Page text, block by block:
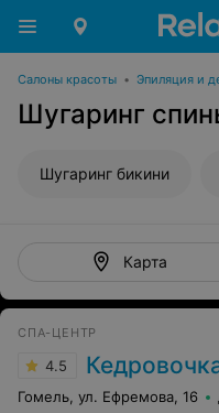
Салоны красоты • Эпиляция и
Шугаринг
Шугаринг бикини
Карта
СПА-ЦЕНТР
4.5
Гомель, ул. Ефремова, 16